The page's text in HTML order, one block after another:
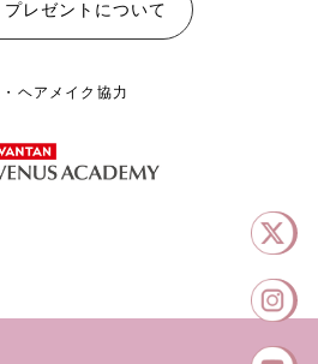
プレゼントについて
ヘアメイク協力